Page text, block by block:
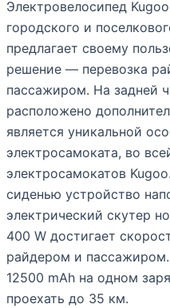
Электровелосипед
городского и
предлагает своему
решение — перевозка
пассажиром. На задней
расположено
является уникальной
электросамоката, во
электросамокатов
сиденью устройство
электрический скутер
400 W достигает
райдером и пассажиром.
12500 mAh на одном
проехать до 35 км.